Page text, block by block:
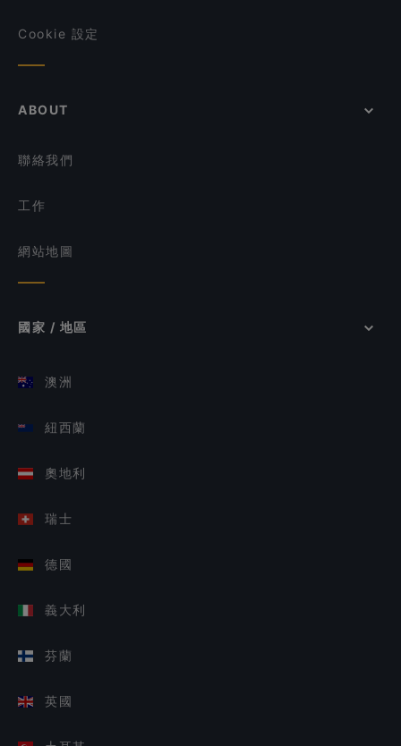
Cookie 設定
ABOUT
聯絡我們
工作
網站地圖
國家 / 地區
澳洲
紐西蘭
奧地利
瑞士
德國
義大利
芬蘭
英國